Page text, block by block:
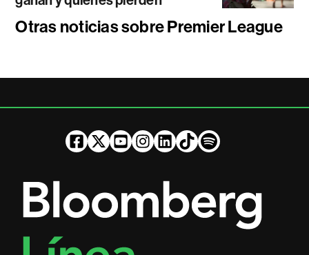
Otras noticias sobre Premier League